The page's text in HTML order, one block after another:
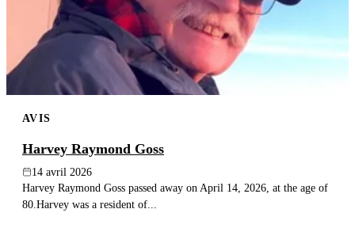
AVIS
Harvey Raymond Goss
14 avril 2026
Harvey Raymond Goss passed away on April 14, 2026, at the age of
80.Harvey was a resident of...